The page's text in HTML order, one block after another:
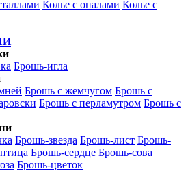
Колье с опалами Колье с
Брошь-игла
Брошь с жемчугом Брошь с
Брошь с перламутром Брошь с
Брошь-звезда Брошь-лист Брошь-
Брошь-сердце Брошь-сова
Брошь-цветок